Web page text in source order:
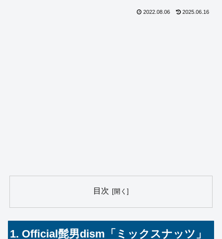
2022.08.06 2025.06.16
目次
1. Official髭男dism「ミックスナッツ」